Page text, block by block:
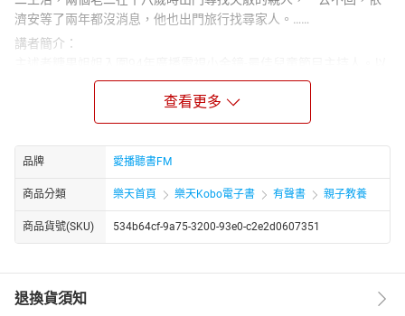
濟安等了兩年都沒消息，他也出門旅行找尋家人。……
講者簡介：
角色扮演呈現戲劇故事，配樂音效恰如其分，緊湊悅耳又好聽。每
集附「甜蜜叮嚀」，啟迪小朋友的生命智慧及教導生活習慣。糖果
姐姐所說的故事，期望可以帶動所有陪伴孩子成長的大人和孩子一
起討論、分享、理解生命中的奧妙，建構生命的價值、意義和生活
方式。
章節：
錯誤的喜劇第02章
查看更多
品牌 愛播聽書FM
商品分類 樂天首頁 樂天Kobo電子書 有聲書 親子教養
商品貨號(SKU) 534b64cf-9a75-3200-93e0-c2e2d0607351
退換貨須知